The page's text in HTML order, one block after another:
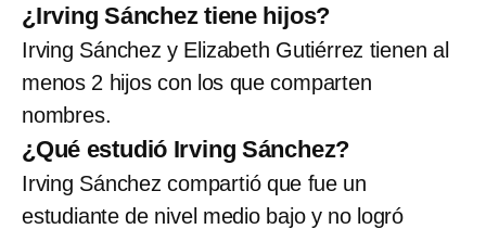
¿Irving Sánchez tiene hijos?
Irving Sánchez y Elizabeth Gutiérrez tienen al
menos 2 hijos con los que comparten
nombres.
¿Qué estudió Irving Sánchez?
Irving Sánchez compartió que fue un
estudiante de nivel medio bajo y no logró